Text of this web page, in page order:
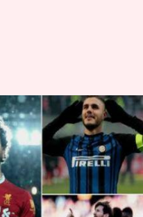
गोल्डेन बूट' की
pm